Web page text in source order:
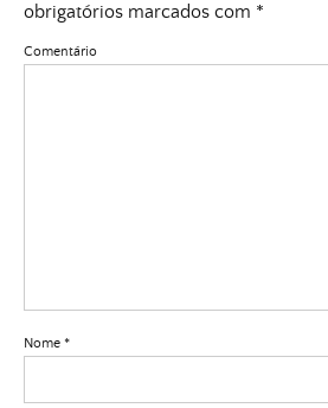
obrigatórios marcados com *
Comentário
Nome *